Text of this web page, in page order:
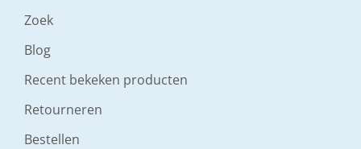
Zoek
Blog
Recent bekeken producten
Retourneren
Bestellen